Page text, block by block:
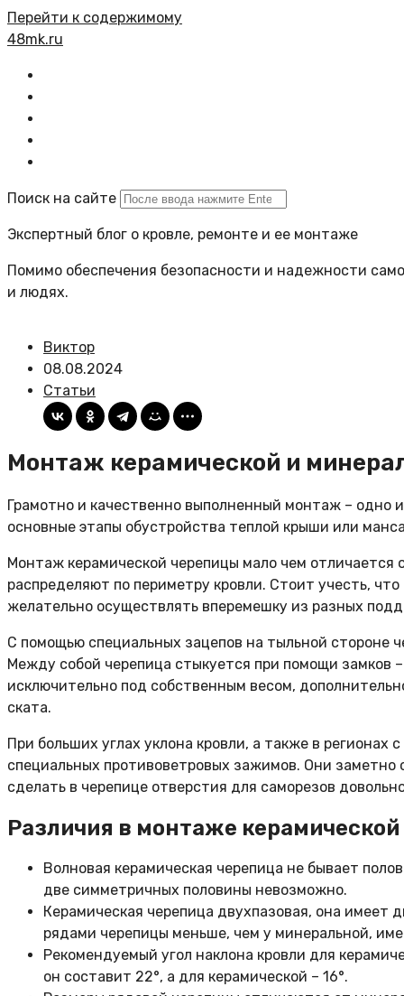
Перейти к содержимому
48mk.ru
Поиск на сайте
Экспертный блог о кровле, ремонте и ее монтаже
Помимо обеспечения безопасности и надежности
и людях.
Виктор
08.08.2024
Статьи
Монтаж керамической и
Грамотно и качественно выполненный монтаж – одно
основные этапы обустройства теплой крыши или
Монтаж керамической черепицы мало чем отличается
распределяют по периметру кровли. Стоит учесть,
желательно осуществлять вперемешку из разных
С помощью специальных зацепов на тыльной стороне
Между собой черепица стыкуется при помощи замков
исключительно под собственным весом,
ската.
При больших углах уклона кровли, а также в
специальных противоветровых зажимов. Они заметно
сделать в черепице отверстия для саморезов
Различия в монтаже
Волновая керамическая черепица не бывает
две симметричных половины невозможно.
Керамическая черепица двухпазовая, она
рядами черепицы меньше, чем у минеральной,
Рекомендуемый угол наклона кровли для
он составит 22°, а для керамической – 16°.